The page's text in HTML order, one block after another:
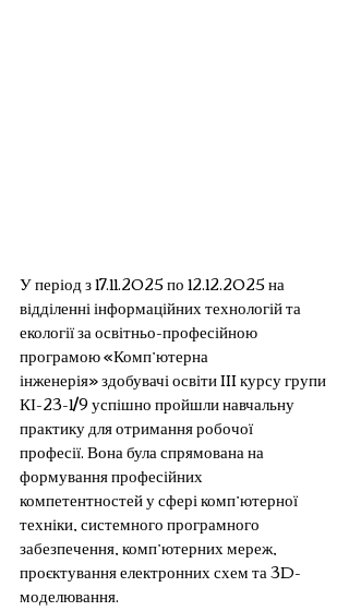
У період з 17.11.2025 по 12.12.2025 на
відділенні інформаційних технологій та
екології за освітньо-професійною
програмою «Комп’ютерна
інженерія» здобувачі освіти III курсу групи
КІ-23-1/9 успішно пройшли навчальну
практику для отримання робочої
професії. Вона була спрямована на
формування професійних
компетентностей у сфері комп’ютерної
техніки, системного програмного
забезпечення, комп’ютерних мереж,
проєктування електронних схем та 3D-
моделювання.